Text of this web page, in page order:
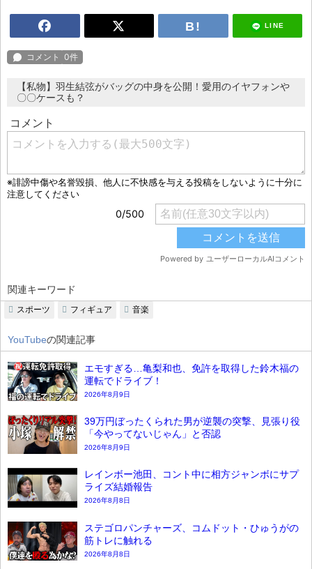
LINE
【私物】羽生結弦がバッグの中身を公開！愛用のイヤフォンや
〇〇ケースも？
関連キーワード
スポーツ フィギュア 音楽
YouTubeの関連記事
エモすぎる…亀梨和也、免許を取得した鈴木福の
運転でドライブ！
2026年8月9日
39万円ぼったくられた男が逆襲の突撃、見張り役
「今やってないじゃん」と否認
2026年8月9日
レインボー池田、コント中に相方ジャンボにサプ
ライズ結婚報告
2026年8月8日
ステゴロパンチャーズ、コムドット・ひゅうがの
筋トレに触れる
2026年8月8日